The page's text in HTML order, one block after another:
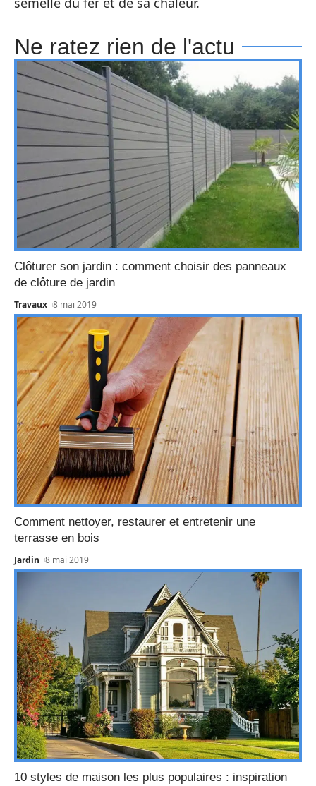
Ne ratez rien de l'actu
Clôturer son jardin : comment choisir des panneaux
de clôture de jardin
Travaux 8 mai 2019
Comment nettoyer, restaurer et entretenir une
terrasse en bois
Jardin 8 mai 2019
10 styles de maison les plus populaires : inspiration